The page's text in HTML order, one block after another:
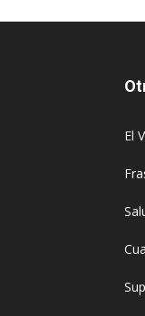
El